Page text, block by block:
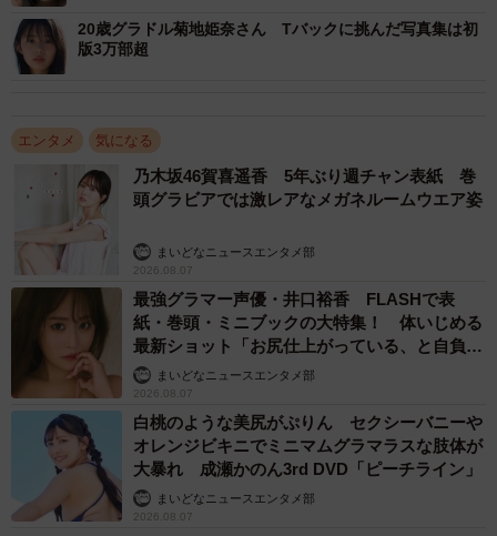
2007年2月26日生まれ、埼玉県出身。身長163cm。ミスマ
ガジン2023の読者特別賞を受賞。各誌のグラビアを席巻
し、2025年にファースト写真集を発売。アイドルグループ
卒業。公式Ｘ：＠ichinose_luna 公式Instagram：
@ichinose_2266
20歳グラドル菊地姫奈さん Tバックに挑んだ写真集は初
版3万部超
エンタメ 気になる
乃木坂46賀喜遥香 5年ぶり週チャン表紙 巻
頭グラビアでは激レアなメガネルームウエア姿
まいどなニュースエンタメ部
2026.08.07
最強グラマー声優・井口裕香 FLASHで表
紙・巻頭・ミニブックの大特集！ 体いじめる
最新ショット「お尻仕上がっている、と自負し
ています」「いくつになっても理想の身体でい
たい」
まいどなニュースエンタメ部
2026.08.07
白桃のような美尻がぷりん セクシーバニーや
オレンジビキニでミニマムグラマラスな肢体が
大暴れ 成瀬かのん3rd DVD「ピーチライン」
まいどなニュースエンタメ部
2026.08.07